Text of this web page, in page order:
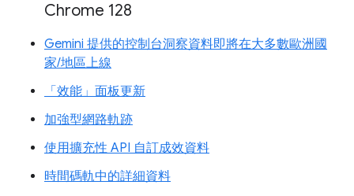
Chrome 128
Gemini 提供的控制台洞察資料即將在大多數歐洲國
家/地區上線
「效能」面板更新
加強型網路軌跡
使用擴充性 API 自訂成效資料
時間碼軌中的詳細資料